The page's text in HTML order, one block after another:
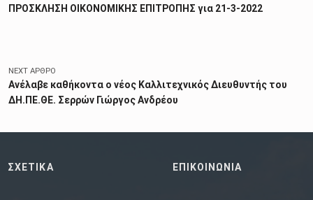
ΠΡΟΣΚΛΗΣΗ ΟΙΚΟΝΟΜΙΚΗΣ ΕΠΙΤΡΟΠΗΣ για 21-3-2022
NEXT ΆΡΘΡΟ
Ανέλαβε καθήκοντα ο νέος Καλλιτεχνικός Διευθυντής του
ΔΗ.ΠΕ.ΘΕ. Σερρών Γιώργος Ανδρέου
ΣΧΕΤΙΚΑ ΕΠΙΚΟΙΝΩΝΙΑ